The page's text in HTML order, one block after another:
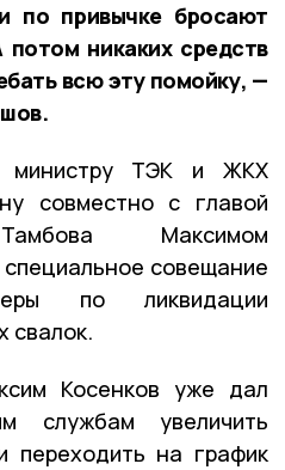
по привычке бросают
никаких средств
всю эту помойку, —
министру ТЭК и ЖКХ
совместно с главой
Максимом
совещание
по ликвидации
свалок.
Косенков уже дал
службам увеличить
переходить на график